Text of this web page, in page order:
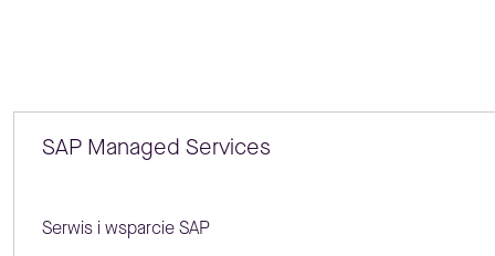
SAP Managed Services
Serwis i wsparcie SAP